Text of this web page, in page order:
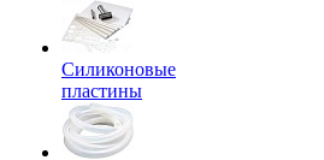
Силиконовые
пластины